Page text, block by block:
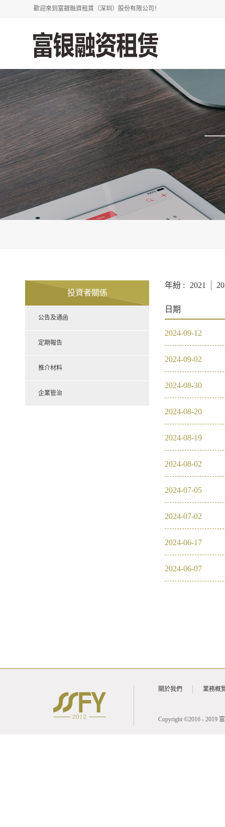
歡迎來到富銀融資租賃（深圳）股份有限公司！
投資者關係
公告及通函
定期報告
推介材料
企業管治
年紛 : 2021
日期
2024-09-12
2024-09-02
2024-08-30
2024-08-20
2024-08-19
2024-08-02
2024-07-05
2024-07-02
2024-06-17
2024-06-07
關於我們 業務概
Copyright ©2016 - 2019